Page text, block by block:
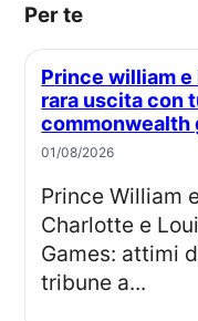
Per te
Prince william e kate middleton fanno una
rara uscita con
commonwealth
01/08/2026
Prince William e Kate con George,
Charlotte e
Games: attimi
tribune a...